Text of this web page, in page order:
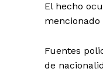
El hecho
Fuentes
de